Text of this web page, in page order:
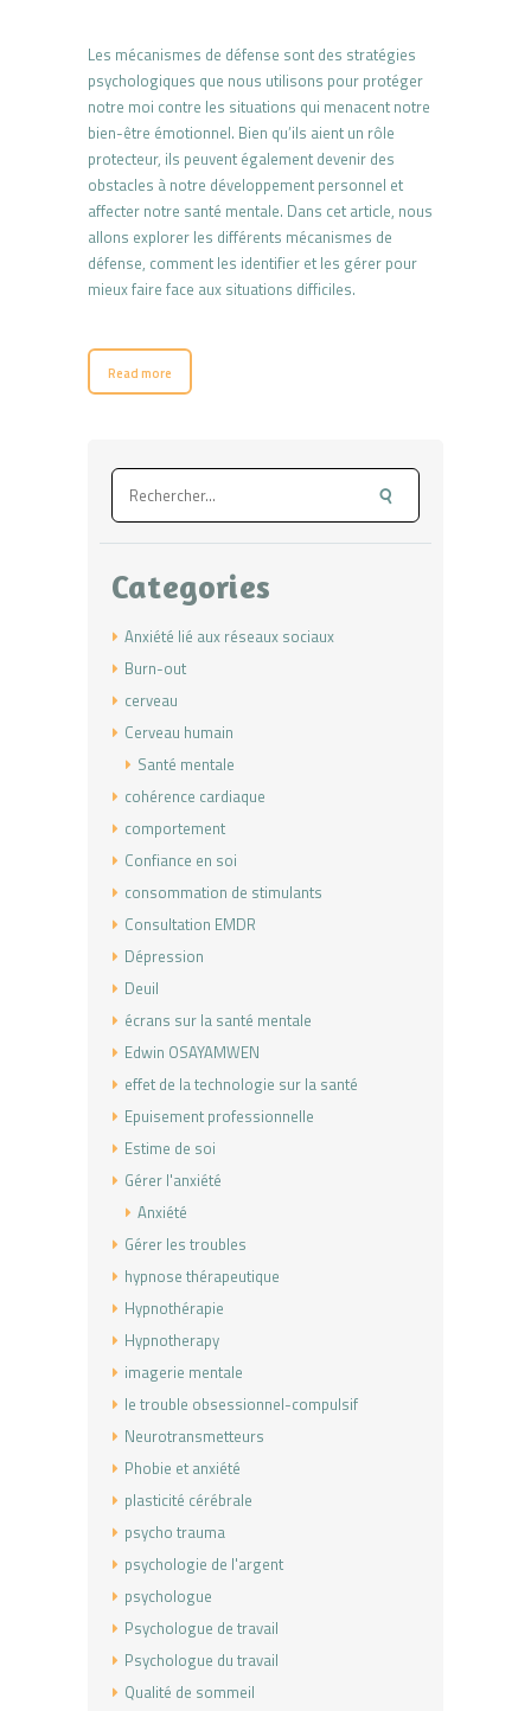
Les mécanismes de défense sont des stratégies
psychologiques que nous utilisons pour protéger
notre moi contre les situations qui menacent notre
bien-être émotionnel. Bien qu’ils aient un rôle
protecteur, ils peuvent également devenir des
obstacles à notre développement personnel et
affecter notre santé mentale. Dans cet article, nous
allons explorer les différents mécanismes de
défense, comment les identifier et les gérer pour
mieux faire face aux situations difficiles.
Read more
Rechercher :
Categories
Anxiété lié aux réseaux sociaux
Burn-out
cerveau
Cerveau humain
Santé mentale
cohérence cardiaque
comportement
Confiance en soi
consommation de stimulants
Consultation EMDR
Dépression
Deuil
écrans sur la santé mentale
Edwin OSAYAMWEN
effet de la technologie sur la santé
Epuisement professionnelle
Estime de soi
Gérer l'anxiété
Anxiété
Gérer les troubles
hypnose thérapeutique
Hypnothérapie
Hypnotherapy
imagerie mentale
le trouble obsessionnel-compulsif
Neurotransmetteurs
Phobie et anxiété
plasticité cérébrale
psycho trauma
psychologie de l'argent
psychologue
Psychologue de travail
Psychologue du travail
Qualité de sommeil